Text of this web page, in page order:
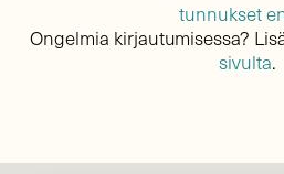
tunnukset
Ongelmia kirjautumisessa?
sivulta.